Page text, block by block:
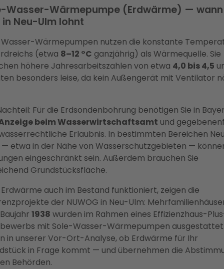
Wasser-Wärmepumpe (Erdwärme) —
Neu-Ulm lohnt
Wärmepumpen nutzen die konstante
(etwa 8–12 °C ganzjährig) als Wärmequelle. Sie
höhere Jahresarbeitszahlen von etwa 4,0 bis 4,5
besonders leise, da kein Außengerät mit Ventilator
Für die Erdsondenbohrung benötigen Sie in
beim Wasserwirtschaftsamt und
Erlaubnis. In bestimmten Bereichen
— etwa in der Nähe von Wasserschutzgebieten —
eingeschränkt sein. Außerdem brauchen Sie
Grundstücksfläche.
auch im Bestand funktioniert, zeigen die
der NUWOG in Neu-Ulm:
1938 wurden im Rahmen eines Effizienzhaus-
mit Sole-Wasser-Wärmepumpen
in unserer Vor-Ort-Analyse, ob Erdwärme für Ihr
in Frage kommt — und übernehmen die
Behörden.